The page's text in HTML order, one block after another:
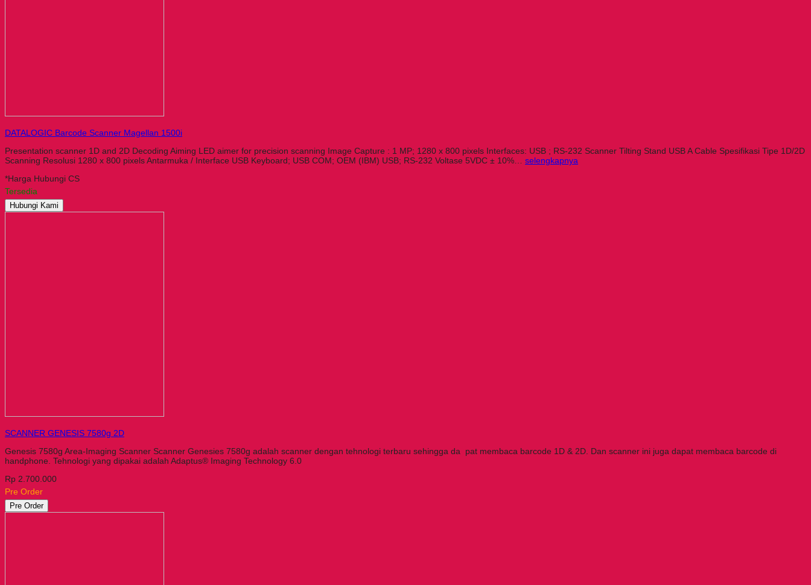
DATALOGIC Barcode Scanner Magellan 1500i
Presentation scanner 1D and 2D Decoding Aiming LED aimer for precision scanning Image Capture : 1 MP; 1280 x 800 pixels Interfaces: USB ; RS-232 Scanner Tilting Stand USB A Cable Spesifikasi Tipe 1D/2D
Scanning Resolusi 1280 x 800 pixels Antarmuka / Interface USB Keyboard; USB COM; OEM (IBM) USB; RS-232 Voltase 5VDC ± 10%… selengkapnya
*Harga Hubungi CS
Tersedia
Hubungi Kami
SCANNER GENESIS 7580g 2D
Genesis 7580g Area-Imaging Scanner Scanner Genesies 7580g adalah scanner dengan tehnologi terbaru sehingga da pat membaca barcode 1D & 2D. Dan scanner ini juga dapat membaca barcode di
handphone. Tehnologi yang dipakai adalah Adaptus® Imaging Technology 6.0
Rp 2.700.000
Pre Order
Pre Order